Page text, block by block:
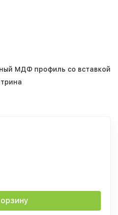
МДФ профиль со вставкой